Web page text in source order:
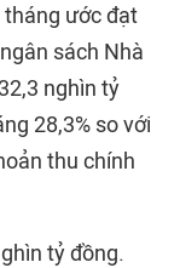
ước đạt
sách Nhà
nghìn tỷ
28,3% so với
thu chính
tỷ đồng.